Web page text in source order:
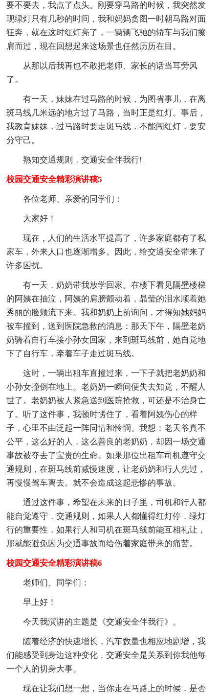
要不要去，我点了点头。刚要穿马路的时候，我突然发
现绿灯只有几秒的时间，我和妈妈贪图一时朝马路对面
狂奔，就在这时红灯亮了，一辆辆飞驰的轿车与我们擦
肩而过，现在回想起来这场景也任然历历在目。
从那以后我再也不敢把老师、家长的话当耳旁风
了。
有一天，妹妹在过马路的时候，为图省事儿，在离
斑马线几米远的地方过了马路，当时正是红灯。事后，
我教育妹妹，过马路时要走斑马线，不能闯红灯，要安
分守己。
熟知交通规则，交通安全伴我行!
校园交通安全精彩演讲稿5
各位老师、亲爱的同学们：
大家好！
现在，人们的生活水平提高了，许多家庭都有了私
家车，外来人口也逐渐增多。因此，给交通安全带来了
许多困扰。
有一天，奶奶带我放学回家。在楼下看见隔壁楼梯
的阿姨在抽泣，阿姨的肩膀颤动着，晶莹的泪水顺着她
秀丽的脸颊流下来。我和奶奶上前询问，才得知她妈妈
被车撞到，送到医院急救的消息：那天下午，隔壁老奶
奶骑着自行车接小孙女回家，来到斑马线前，她自觉地
下了自行车，牵着车子走过斑马线。
这时，一辆出租车直撞过来，一下子就把老奶奶和
小孙女撞倒在地上。老奶奶一瞬间便失去知觉，不醒人
世了。老奶奶被人紧急送到医院抢救，可还是不治身亡
了。听了这件事，我顿时愣住了，看着阿姨伤心的样
子，心里不由泛起一阵同情和怜悯。我想：老天爷真不
公平，这么好的人，这么善良的老奶奶，却因一场交通
事故被夺去了宝贵的生命。如果那位出租车司机遵守交
通规则，在斑马线前减慢速度，让老奶奶和行人先过，
再慢慢驾车离去。就不会造成这起悲惨的事故。
通过这件事，希望在未来的日子里，司机和行人都
能自觉遵守，交通规则，如果人人都懂得红灯停，绿灯
行的重要性，如果行人和司机在斑马线前能互相礼让，
那就能避免因为交通事故而给伤着家庭带来的痛苦。
校园交通安全精彩演讲稿6
老师们、同学们：
早上好！
今天我演讲的主题是《交通安全伴我行》。
随着经济的快速增长，汽车数量也相应地剧增，我
们能感受到身边这种变化，交通安全是关系到你我他每
一个人的切身大事。
现在让我们想一想，当你走在马路上的时候，是否